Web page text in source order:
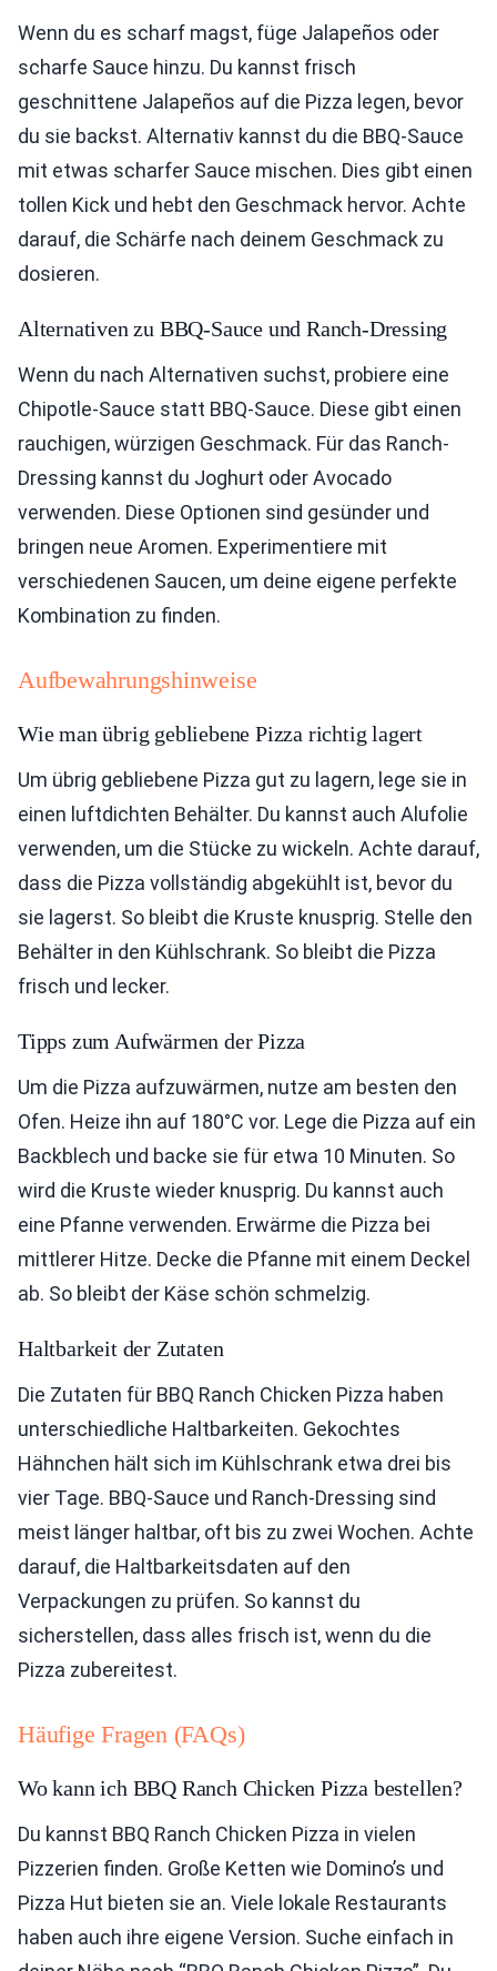
Wenn du es scharf magst, füge Jalapeños oder
scharfe Sauce hinzu. Du kannst frisch
geschnittene Jalapeños auf die Pizza legen, bevor
du sie backst. Alternativ kannst du die BBQ-Sauce
mit etwas scharfer Sauce mischen. Dies gibt einen
tollen Kick und hebt den Geschmack hervor. Achte
darauf, die Schärfe nach deinem Geschmack zu
dosieren.
Alternativen zu BBQ-Sauce und Ranch-Dressing
Wenn du nach Alternativen suchst, probiere eine
Chipotle-Sauce statt BBQ-Sauce. Diese gibt einen
rauchigen, würzigen Geschmack. Für das Ranch-
Dressing kannst du Joghurt oder Avocado
verwenden. Diese Optionen sind gesünder und
bringen neue Aromen. Experimentiere mit
verschiedenen Saucen, um deine eigene perfekte
Kombination zu finden.
Aufbewahrungshinweise
Wie man übrig gebliebene Pizza richtig lagert
Um übrig gebliebene Pizza gut zu lagern, lege sie in
einen luftdichten Behälter. Du kannst auch Alufolie
verwenden, um die Stücke zu wickeln. Achte darauf,
dass die Pizza vollständig abgekühlt ist, bevor du
sie lagerst. So bleibt die Kruste knusprig. Stelle den
Behälter in den Kühlschrank. So bleibt die Pizza
frisch und lecker.
Tipps zum Aufwärmen der Pizza
Um die Pizza aufzuwärmen, nutze am besten den
Ofen. Heize ihn auf 180°C vor. Lege die Pizza auf ein
Backblech und backe sie für etwa 10 Minuten. So
wird die Kruste wieder knusprig. Du kannst auch
eine Pfanne verwenden. Erwärme die Pizza bei
mittlerer Hitze. Decke die Pfanne mit einem Deckel
ab. So bleibt der Käse schön schmelzig.
Haltbarkeit der Zutaten
Die Zutaten für BBQ Ranch Chicken Pizza haben
unterschiedliche Haltbarkeiten. Gekochtes
Hähnchen hält sich im Kühlschrank etwa drei bis
vier Tage. BBQ-Sauce und Ranch-Dressing sind
meist länger haltbar, oft bis zu zwei Wochen. Achte
darauf, die Haltbarkeitsdaten auf den
Verpackungen zu prüfen. So kannst du
sicherstellen, dass alles frisch ist, wenn du die
Pizza zubereitest.
Häufige Fragen (FAQs)
Wo kann ich BBQ Ranch Chicken Pizza bestellen?
Du kannst BBQ Ranch Chicken Pizza in vielen
Pizzerien finden. Große Ketten wie Domino’s und
Pizza Hut bieten sie an. Viele lokale Restaurants
haben auch ihre eigene Version. Suche einfach in